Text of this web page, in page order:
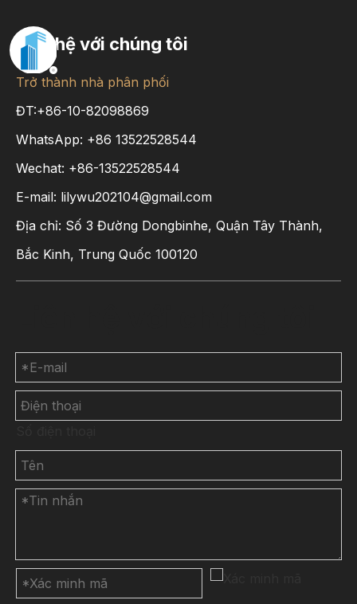
Liên hệ với chúng tôi
Trở thành nhà phân phối
ĐT:+86-10-82098869
WhatsApp: +86 13522528544
Wechat: +86-13522528544
E-mail: lilywu202104@gmail.com
Địa chỉ: Số 3 Đường Dongbinhe, Quận Tây Thành,
Bắc Kinh, Trung Quốc 100120